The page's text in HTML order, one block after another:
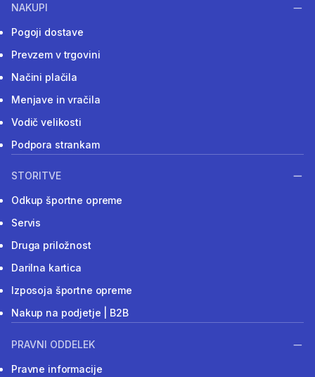
NAKUPI
Pogoji dostave
Prevzem v trgovini
Načini plačila
Menjave in vračila
Vodič velikosti
Podpora strankam
STORITVE
Odkup športne opreme
Servis
Druga priložnost
Darilna kartica
Izposoja športne opreme
Nakup na podjetje | B2B
PRAVNI ODDELEK
Pravne informacije